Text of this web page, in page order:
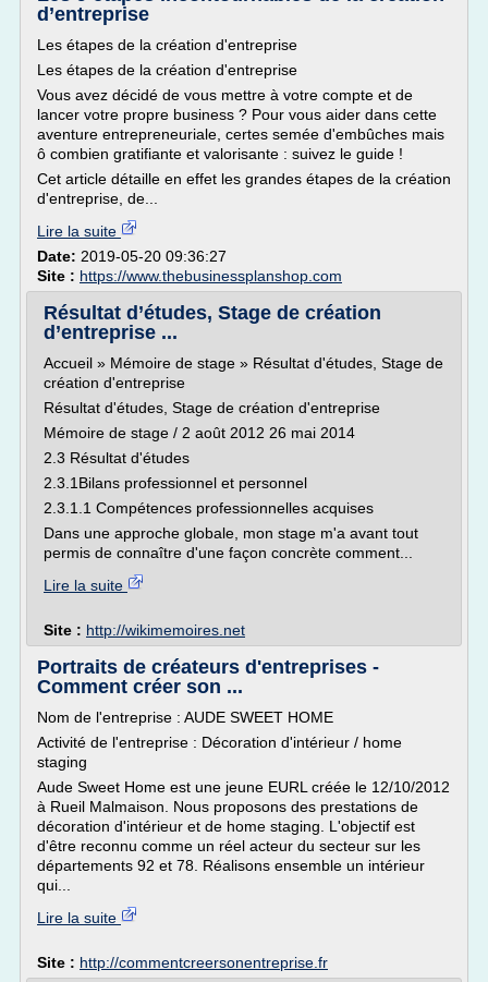
d’entreprise
Les étapes de la création d'entreprise
Les étapes de la création d'entreprise
Vous avez décidé de vous mettre à votre compte et de
lancer votre propre business ? Pour vous aider dans cette
aventure entrepreneuriale, certes semée d'embûches mais
ô combien gratifiante et valorisante : suivez le guide !
Cet article détaille en effet les grandes étapes de la création
d'entreprise, de...
Lire la suite
Date: 2019-05-20 09:36:27
Site : https://www.thebusinessplanshop.com
Résultat d’études, Stage de création
d’entreprise ...
Accueil » Mémoire de stage » Résultat d'études, Stage de
création d'entreprise
Résultat d'études, Stage de création d'entreprise
Mémoire de stage / 2 août 2012 26 mai 2014
2.3 Résultat d'études
2.3.1Bilans professionnel et personnel
2.3.1.1 Compétences professionnelles acquises
Dans une approche globale, mon stage m'a avant tout
permis de connaître d'une façon concrète comment...
Lire la suite
Site : http://wikimemoires.net
Portraits de créateurs d'entreprises -
Comment créer son ...
Nom de l'entreprise : AUDE SWEET HOME
Activité de l'entreprise : Décoration d'intérieur / home
staging
Aude Sweet Home est une jeune EURL créée le 12/10/2012
à Rueil Malmaison. Nous proposons des prestations de
décoration d'intérieur et de home staging. L'objectif est
d'être reconnu comme un réel acteur du secteur sur les
départements 92 et 78. Réalisons ensemble un intérieur
qui...
Lire la suite
Site : http://commentcreersonentreprise.fr